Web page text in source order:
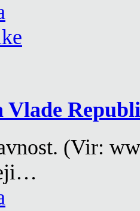
Vlade
(Vir: